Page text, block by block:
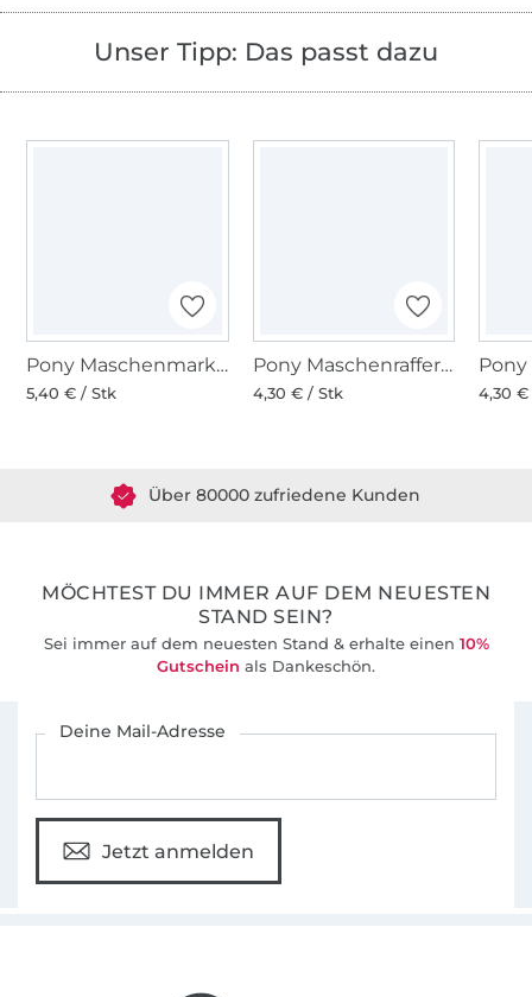
Unser Tipp: Das passt dazu
Pony Maschenmarkierer verschließbar 15 Stk.
5,40 € / Stk
Pony Maschenraffer 3 Stück
4,30 € / Stk
Pony
4,30
MÖCHTEST DU IMMER AUF DEM NEUESTEN
STAND SEIN?
Sei immer auf dem neuesten Stand & erhalte einen 10%
Gutschein als Dankeschön.
Deine Mail-Adresse
Jetzt anmelden